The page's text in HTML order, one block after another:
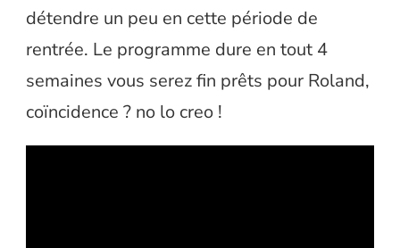
détendre un peu en cette période de
rentrée. Le programme dure en tout 4
semaines vous serez fin prêts pour Roland,
coïncidence ? no lo creo !